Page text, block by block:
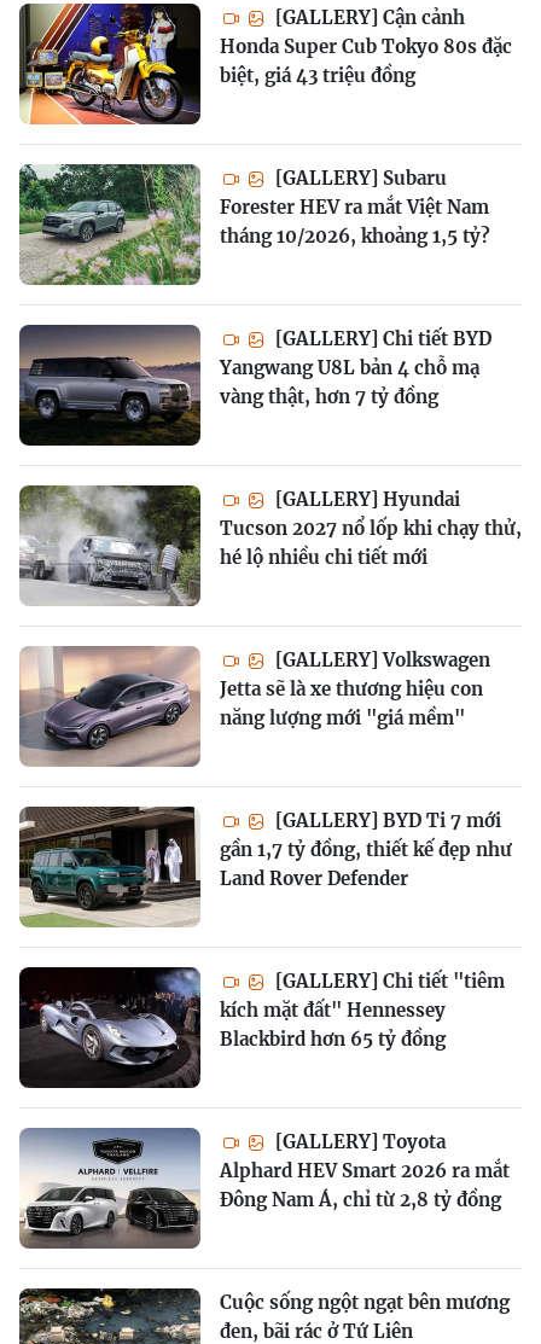
[GALLERY] Cận cảnh
Honda Super Cub Tokyo 80s đặc
biệt, giá 43 triệu đồng
[GALLERY] Subaru
Forester HEV ra mắt Việt Nam
tháng 10/2026, khoảng 1,5 tỷ?
[GALLERY] Chi tiết BYD
Yangwang U8L bản 4 chỗ mạ
vàng thật, hơn 7 tỷ đồng
[GALLERY] Hyundai
Tucson 2027 nổ lốp khi chạy thử,
hé lộ nhiều chi tiết mới
[GALLERY] Volkswagen
Jetta sẽ là xe thương hiệu con
năng lượng mới "giá mềm"
[GALLERY] BYD Ti 7 mới
gần 1,7 tỷ đồng, thiết kế đẹp như
Land Rover Defender
[GALLERY] Chi tiết "tiêm
kích mặt đất" Hennessey
Blackbird hơn 65 tỷ đồng
[GALLERY] Toyota
Alphard HEV Smart 2026 ra mắt
Đông Nam Á, chỉ từ 2,8 tỷ đồng
Cuộc sống ngột ngạt bên mương
đen, bãi rác ở Tứ Liên